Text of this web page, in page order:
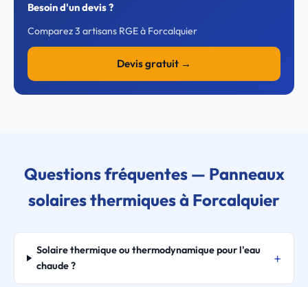
Besoin d'un devis ?
Comparez 3 artisans RGE à Forcalquier
Devis gratuit →
Questions fréquentes — Panneaux
solaires thermiques à Forcalquier
Solaire thermique ou thermodynamique pour l'eau
chaude ?